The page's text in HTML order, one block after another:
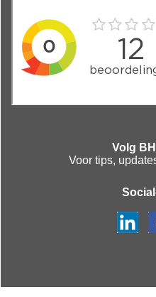
Volg
Voor tips,